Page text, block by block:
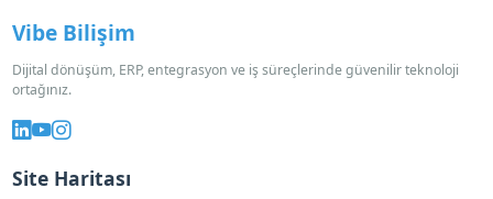
Vibe Bilişim
Dijital dönüşüm, ERP, entegrasyon ve iş süreçlerinde güvenilir teknoloji
ortağınız.
Site Haritası